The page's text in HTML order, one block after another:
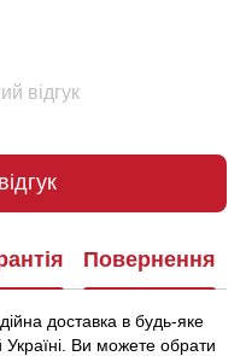
відгук
Повернення
доставка в будь-яке
Україні. Ви можете обрати